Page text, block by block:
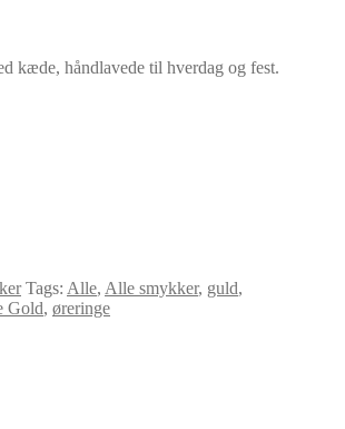
kæde, håndlavede til hverdag og fest.
Tags: Alle, Alle smykker, guld,
Gold, øreringe